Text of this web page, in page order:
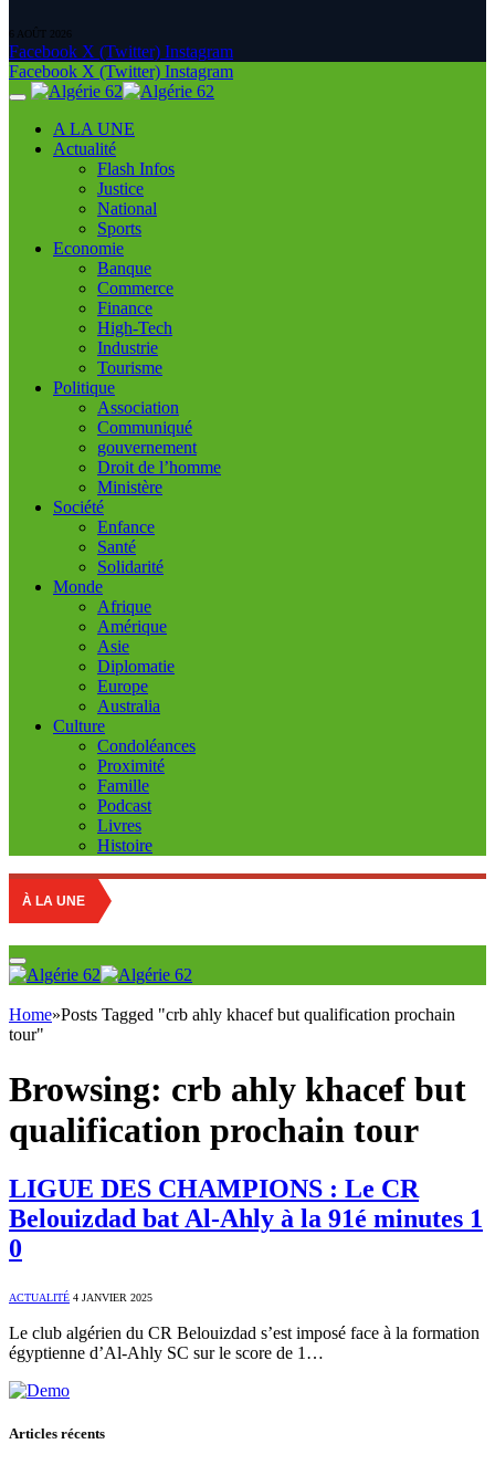
6 AOÛT 2026
Facebook X (Twitter) Instagram
Facebook X (Twitter) Instagram
A LA UNE
Actualité
Flash Infos
Justice
National
Sports
Economie
Banque
Commerce
Finance
High-Tech
Industrie
Tourisme
Politique
Association
Communiqué
gouvernement
Droit de l’homme
Ministère
Société
Enfance
Santé
Solidarité
Monde
Afrique
Amérique
Asie
Diplomatie
Europe
Australia
Culture
Condoléances
Proximité
Famille
Podcast
Livres
Histoire
À LA UNE
Home»Posts Tagged "crb ahly khacef but qualification prochain
tour"
Browsing: crb ahly khacef but
qualification prochain tour
LIGUE DES CHAMPIONS : Le CR
Belouizdad bat Al-Ahly à la 91é minutes 1
0
ACTUALITÉ 4 JANVIER 2025
Le club algérien du CR Belouizdad s’est imposé face à la formation
égyptienne d’Al-Ahly SC sur le score de 1…
Articles récents